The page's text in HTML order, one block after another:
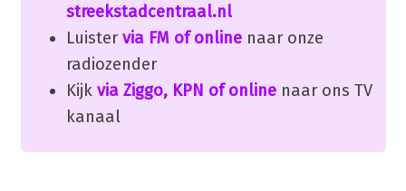
streekstadcentraal.nl
Luister via FM of onlinenaar onze
radiozender
Kijk via Ziggo, KPN of onlinenaar ons TV
kanaal